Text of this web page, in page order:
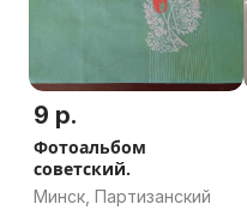
9 р.
Фотоальбом
советский.
Минск, Партизанский